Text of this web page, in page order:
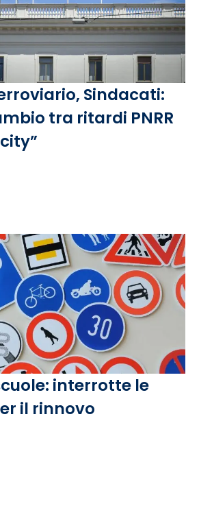
Sindacati:
tra ritardi PNRR
interrotte le
il rinnovo